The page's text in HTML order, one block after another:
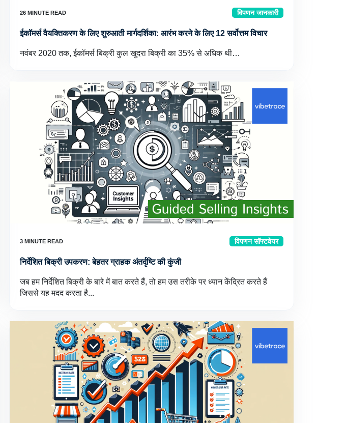
विपणन जानकारी
ईकॉमर्स वैयक्तिकरण के लिए शुरुआती मार्गदर्शिका: आरंभ करने के लिए 12 सर्वोत्तम विचार
नवंबर 2020 तक, ईकॉमर्स बिक्री कुल खुदरा बिक्री का 35% से अधिक थी…
विपणन सॉफ्टवेयर
निर्देशित बिक्री उपकरण: बेहतर ग्राहक अंतर्दृष्टि की कुंजी
जब हम निर्देशित बिक्री के बारे में बात करते हैं, तो हम उस तरीके पर ध्यान केंद्रित करते हैं
जिससे यह मदद करता है...